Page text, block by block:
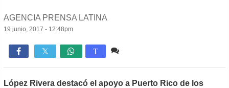
AGENCIA PRENSA LATINA
19 junio, 2017 - 12:48pm
 T
López Rivera destacó el apoyo a Puerto Rico de los